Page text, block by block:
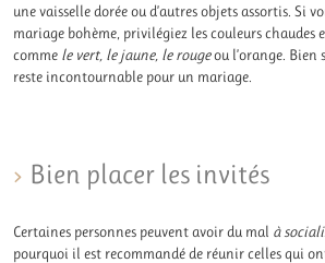
une vaisselle dorée ou d’autres objets assortis. Si
mariage bohème, privilégiez les couleurs chaudes
comme le vert, le jaune, le rougeou l’orange. Bien
reste incontournable pour un mariage.
Bien placer les invités
Certaines personnes peuvent avoir du mal à
pourquoi il est recommandé de réunir celles qui